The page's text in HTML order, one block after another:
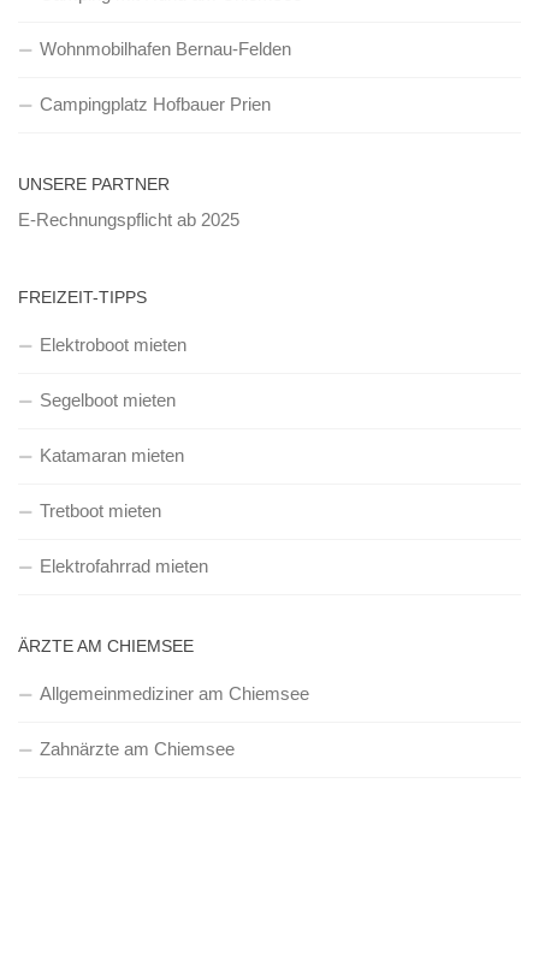
Wohnmobilhafen Bernau-Felden
Campingplatz Hofbauer Prien
UNSERE PARTNER
E-Rechnungspflicht ab 2025
FREIZEIT-TIPPS
Elektroboot mieten
Segelboot mieten
Katamaran mieten
Tretboot mieten
Elektrofahrrad mieten
ÄRZTE AM CHIEMSEE
Allgemeinmediziner am Chiemsee
Zahnärzte am Chiemsee